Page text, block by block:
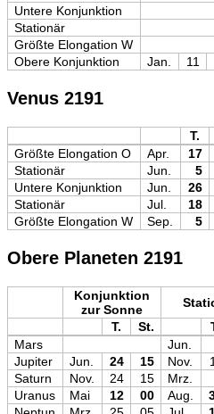
Untere Konjunktion
Stationär
Größte Elongation W
Obere Konjunktion
Jan. 11
Venus 2191
T.
Größte Elongation O
Apr. 17
Stationär
Jun. 5
Untere Konjunktion
Jun. 26
Stationär
Jul. 18
Größte Elongation W
Sep. 5
Obere Planeten 2191
Konjunktion
zur Sonne
T.
St.
Mars
Jun.
Jupiter
Jun. 24 15 Nov.
Saturn
Nov. 24 15 Mrz.
Uranus
Mai 12 00 Aug.